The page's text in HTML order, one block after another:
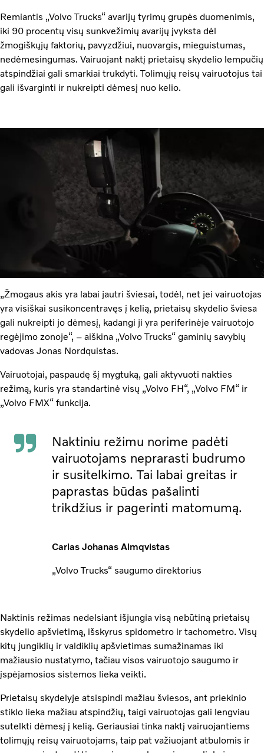
Remiantis „Volvo Trucks“ avarijų tyrimų grupės duomenimis,
iki 90 procentų visų sunkvežimių avarijų įvyksta dėl
žmogiškųjų faktorių, pavyzdžiui, nuovargis, mieguistumas,
nedėmesingumas. Vairuojant naktį prietaisų skydelio lempučių
atspindžiai gali smarkiai trukdyti. Tolimųjų reisų vairuotojus tai
gali išvarginti ir nukreipti dėmesį nuo kelio.
„Žmogaus akis yra labai jautri šviesai, todėl, net jei vairuotojas
yra visiškai susikoncentravęs į kelią, prietaisų skydelio šviesa
gali nukreipti jo dėmesį, kadangi ji yra periferinėje vairuotojo
regėjimo zonoje“, – aiškina „Volvo Trucks“ gaminių savybių
vadovas Jonas Nordquistas.
Vairuotojai, paspaudę šį mygtuką, gali aktyvuoti nakties
režimą, kuris yra standartinė visų „Volvo FH“, „Volvo FM“ ir
„Volvo FMX“ funkcija.
Naktiniu režimu norime padėti
vairuotojams neprarasti budrumo
ir susitelkimo. Tai labai greitas ir
paprastas būdas pašalinti
trikdžius ir pagerinti matomumą.
Carlas Johanas Almqvistas
„Volvo Trucks“ saugumo direktorius
Naktinis režimas nedelsiant išjungia visą nebūtiną prietaisų
skydelio apšvietimą, išskyrus spidometro ir tachometro. Visų
kitų jungiklių ir valdiklių apšvietimas sumažinamas iki
mažiausio nustatymo, tačiau visos vairuotojo saugumo ir
įspėjamosios sistemos lieka veikti.
Prietaisų skydelyje atsispindi mažiau šviesos, ant priekinio
stiklo lieka mažiau atspindžių, taigi vairuotojas gali lengviau
sutelkti dėmesį į kelią. Geriausiai tinka naktį vairuojantiems
tolimųjų reisų vairuotojams, taip pat važiuojant atbulomis ir